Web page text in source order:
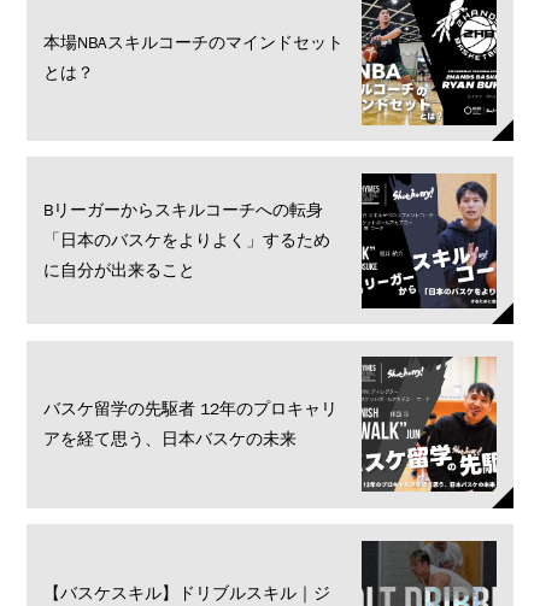
本場NBAスキルコーチのマインドセット
とは？
Bリーガーからスキルコーチへの転身
「日本のバスケをよりよく」するため
に自分が出来ること
バスケ留学の先駆者 12年のプロキャリ
アを経て思う、日本バスケの未来
【バスケスキル】ドリブルスキル｜ジ